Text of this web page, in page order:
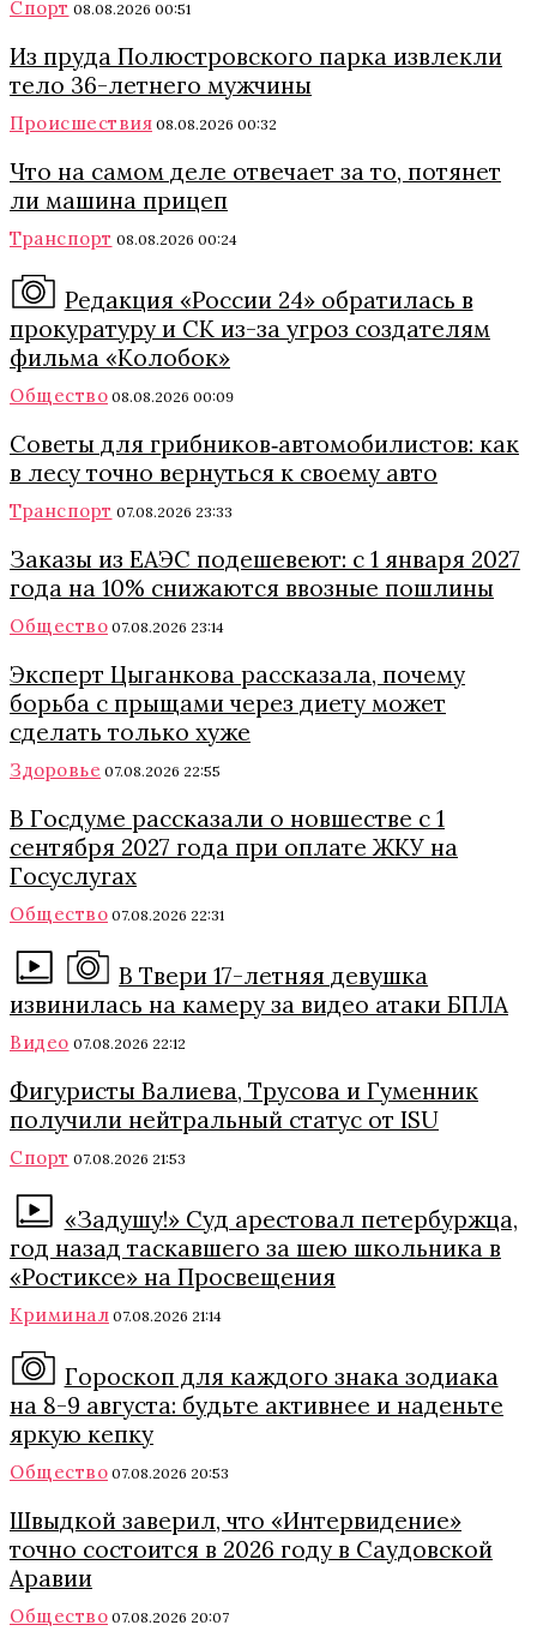
Спорт 08.08.2026 00:51
Из пруда Полюстровского парка извлекли
тело 36-летнего мужчины
Происшествия 08.08.2026 00:32
Что на самом деле отвечает за то, потянет
ли машина прицеп
Транспорт 08.08.2026 00:24
Редакция «России 24» обратилась в
прокуратуру и СК из-за угроз создателям
фильма «Колобок»
Общество 08.08.2026 00:09
Советы для грибников‑автомобилистов: как
в лесу точно вернуться к своему авто
Транспорт 07.08.2026 23:33
Заказы из ЕАЭС подешевеют: с 1 января 2027
года на 10% снижаются ввозные пошлины
Общество 07.08.2026 23:14
Эксперт Цыганкова рассказала, почему
борьба с прыщами через диету может
сделать только хуже
Здоровье 07.08.2026 22:55
В Госдуме рассказали о новшестве с 1
сентября 2027 года при оплате ЖКУ на
Госуслугах
Общество 07.08.2026 22:31
В Твери 17-летняя девушка
извинилась на камеру за видео атаки БПЛА
Видео 07.08.2026 22:12
Фигуристы Валиева, Трусова и Гуменник
получили нейтральный статус от ISU
Спорт 07.08.2026 21:53
«Задушу!» Суд арестовал петербуржца,
год назад таскавшего за шею школьника в
«Ростиксе» на Просвещения
Криминал 07.08.2026 21:14
Гороскоп для каждого знака зодиака
на 8-9 августа: будьте активнее и наденьте
яркую кепку
Общество 07.08.2026 20:53
Швыдкой заверил, что «Интервидение»
точно состоится в 2026 году в Саудовской
Аравии
Общество 07.08.2026 20:07